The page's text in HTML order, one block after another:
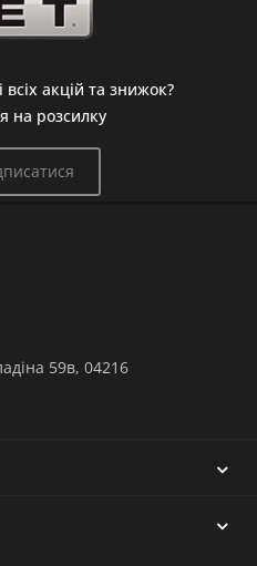
всіх акцій та знижок?
на розсилку
59в, 04216